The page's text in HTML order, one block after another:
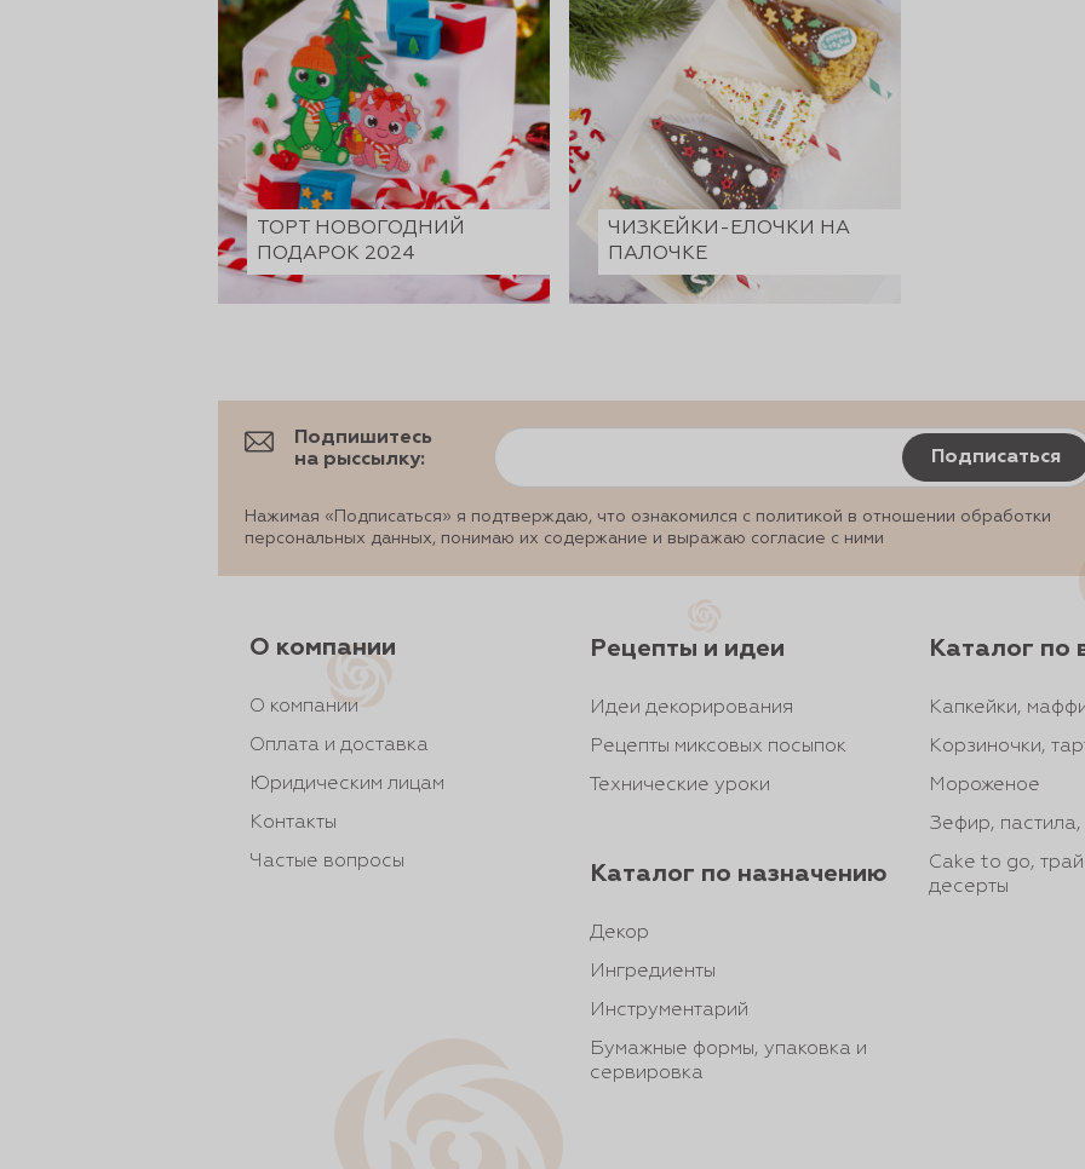
ТОРТ НОВОГОДНИЙ
ПОДАРОК 2024
ЧИЗКЕЙКИ-ЕЛОЧКИ НА
ПАЛОЧКЕ
Подпишитесь
на рыссылку:
Подписаться
Нажимая «Подписаться» я подтверждаю, что ознакомился с политикой в отношении обработки
персональных данных, понимаю их содержание и выражаю согласие с ними
О компании
О компании
Оплата и доставка
Юридическим лицам
Контакты
Частые вопросы
Рецепты и идеи
Идеи декорирования
Рецепты миксовых посыпок
Технические уроки
Каталог по назначению
Декор
Ингредиенты
Инструментарий
Бумажные формы, упаковка и
сервировка
Каталог по
Капкейки,
Корзиночки,
Мороженое
Зефир,
Cake to go,
десерты